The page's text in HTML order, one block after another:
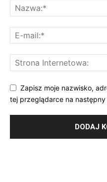
Zapisz moje nazwisko,
tej przeglądarce na